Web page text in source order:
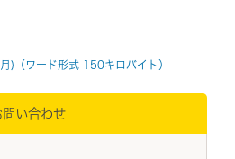
)（ワード形式 150キロバイト）
問い合わせ